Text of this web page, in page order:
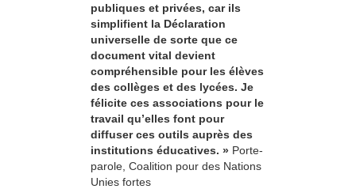
publiques et privées, car ils
simplifient la Déclaration
universelle de sorte que ce
document vital devient
compréhensible pour les élèves
des collèges et des lycées. Je
félicite ces associations pour le
travail qu’elles font pour
diffuser ces outils auprès des
institutions éducatives. » Porte-
parole, Coalition pour des Nations
Unies fortes